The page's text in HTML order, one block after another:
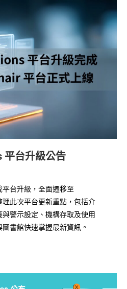
平台升級公告
台升級，全面遷移至
此次平台更新重點，包括介
警示設定、機構存取及使用
書館快速掌握最新資訊。